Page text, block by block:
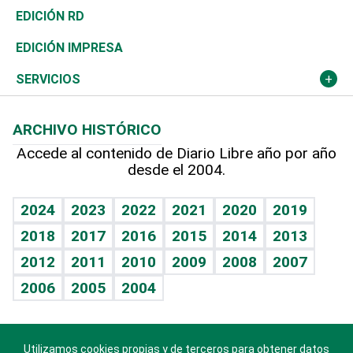
Ocenanía
Caribe
Resto del mundo
Telecom.
Global y variable
Economía personal
Sociales
Novedades
Podcast Arte Libre
Hablando con el pediatra
Vida y familia
Eñe
Celebrando la vida
Sin complejos
En pocas palabras
Tenis
Olimpismo
Más deportes
Línea de hit
TBT Deportivo
El Espía
Noticiero Poteleche
Columnistas
Más firmas
Historia
Martes de tecnología
Cambio climático
Revista
Deportes
Opinión
Hecho en casa
Guía del dinero
EDICIÓN RD
EDICIÓN IMPRESA
SERVICIOS
Cumpleaños
Horóscopos
Crucigramas
ARCHIVO HISTÓRICO
Accede al contenido de Diario Libre año por año
desde el 2004.
2024 2023 2022 2021 2020
2019
2018
2017 2016 2015 2014
2013
2012
2011 2010 2009 2008
2007
2006
2005 2004
Utilizamos cookies propias y de terceros para obtener datos